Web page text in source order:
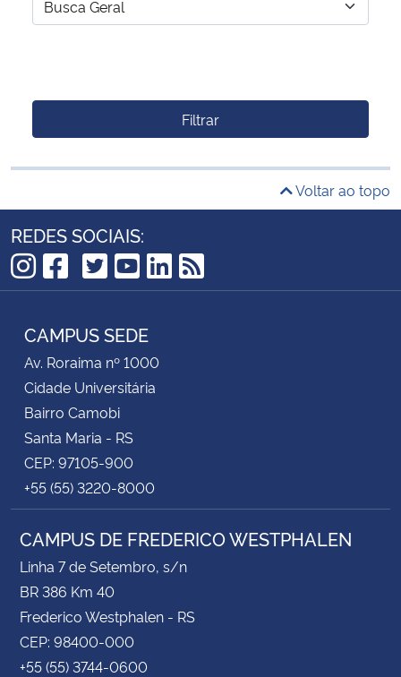
Filtrar
Voltar ao topo
REDES SOCIAIS:
Instagram
Facebook
TikTok
Twitter
YouTube
LinkedIn
RSS
CAMPUS SEDE
Av. Roraima nº 1000
Cidade Universitária
Bairro Camobi
Santa Maria - RS
CEP: 97105-900
+55 (55) 3220-8000
CAMPUS DE FREDERICO WESTPHALEN
Linha 7 de Setembro, s/n
BR 386 Km 40
Frederico Westphalen - RS
CEP: 98400-000
+55 (55) 3744-0600